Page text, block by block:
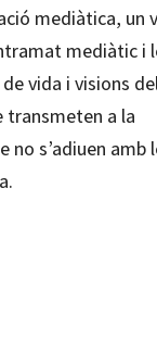
mediàtica, un
mediàtic i
vida i visions
transmeten a la
s’adiuen amb